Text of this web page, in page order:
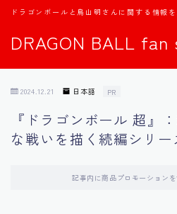
DRAGON BALL fan
ドラゴンボールと鳥山明さんに関する情報
MENU
日本語
2024.12.21 日本語 PR
『ドラゴンボール 超』
な戦いを描く続編シリー
記事内に商品プロモーション